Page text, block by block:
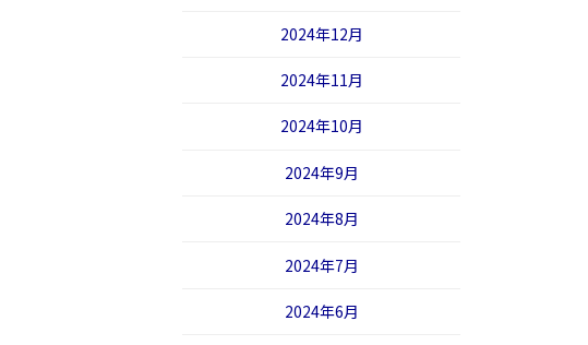
2024年12月
2024年11月
2024年10月
2024年9月
2024年8月
2024年7月
2024年6月